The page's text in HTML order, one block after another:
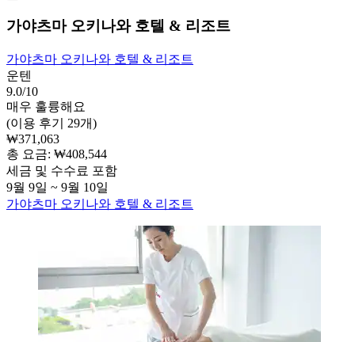
가야츠마 오키나와 호텔 & 리조트
가야츠마 오키나와 호텔 & 리조트
운텐
9.0/10
매우 훌륭해요
(이용 후기 29개)
₩371,063
총 요금: ₩408,544
세금 및 수수료 포함
9월 9일 ~ 9월 10일
가야츠마 오키나와 호텔 & 리조트